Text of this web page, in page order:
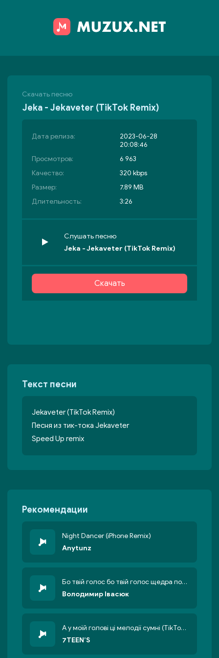
Скачать песню
Jeka - Jekaveter (TikTok Remix)
Дата релиза:
2023-06-28
20:08:46
Просмотров:
6 963
Качество:
320 kbps
Размер:
7.89 MB
Длительность:
3:26
Слушать песню
Jeka - Jekaveter (TikTok Remix)
Скачать
Текст песни
Jekaveter (TikTok Remix)
Песня из тик-тока Jekaveter
Speed Up remix
Рекомендации
Night Dancer (iPhone Remix)
Anytunz
Бо твій голос бо твій голос щедра повінь (TikTok Remix)
Володимир Івасюк
А у моїй голові ці мелодії сумні (TikTok Remix)
7TEEN’S